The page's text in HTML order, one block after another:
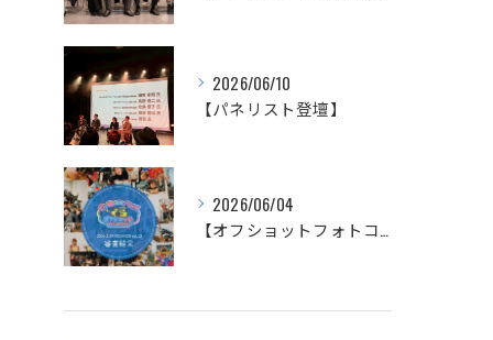
2026/06/10
【パネリスト登壇】
2026/06/04
【オフショットフォトコンテスト審査結果】